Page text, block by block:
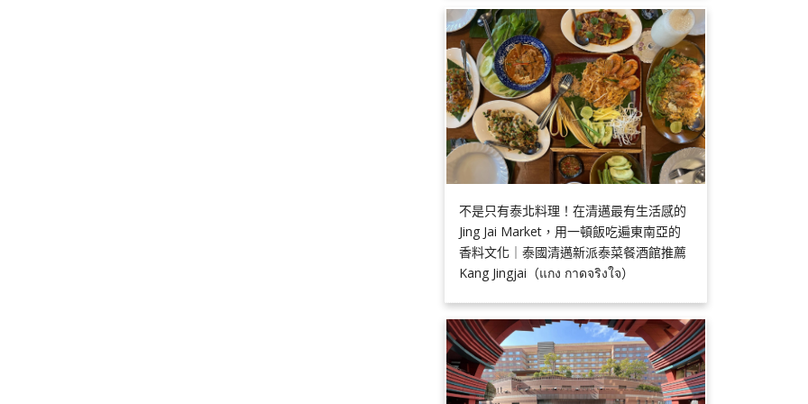
不是只有泰北料理！在清邁最有生活感的
Jing Jai Market，用一頓飯吃遍東南亞的
香料文化｜泰國清邁新派泰菜餐酒館推薦
Kang Jingjai（แกง กาดจริงใจ）